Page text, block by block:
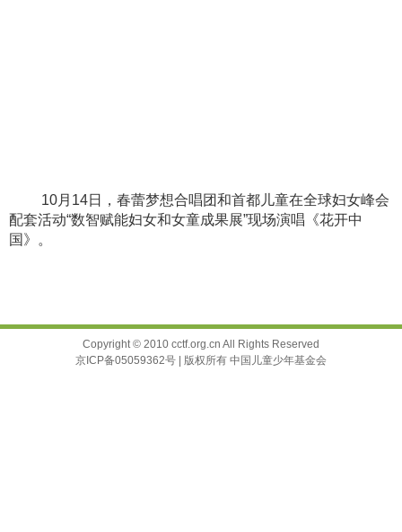
10月14日，春蕾梦想合唱团和首都儿童在全球妇女峰会
配套活动“数智赋能妇女和女童成果展”现场演唱《花开中
国》。
Copyright © 2010 cctf.org.cn All Rights Reserved
京ICP备05059362号 | 版权所有 中国儿童少年基金会